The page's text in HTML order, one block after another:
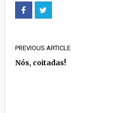
PREVIOUS ARTICLE
Nós, coitadas!